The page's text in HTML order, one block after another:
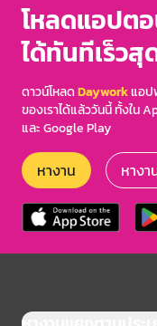
โหลดแอปต
ได้ทันทีเร็วสุ
ดาวน์โหลดDayworkแอป
ของเราได้แล้ววันนี้ ทั้งใน
และ Google Play
หางาน หาง